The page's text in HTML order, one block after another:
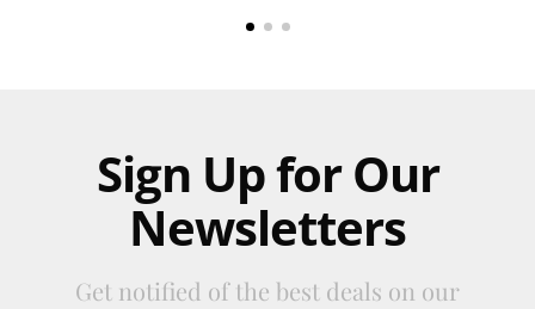
Sign Up for Our
Newsletters
Get notified of the best deals on our